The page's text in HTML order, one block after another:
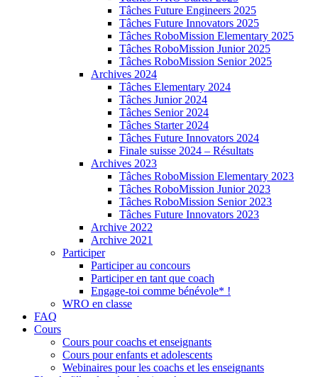
Tâches Future Engineers 2025
Tâches Future Innovators 2025
Tâches RoboMission Elementary 2025
Tâches RoboMission Junior 2025
Tâches RoboMission Senior 2025
Archives 2024
Tâches Elementary 2024
Tâches Junior 2024
Tâches Senior 2024
Tâches Starter 2024
Tâches Future Innovators 2024
Finale suisse 2024 – Résultats
Archives 2023
Tâches RoboMission Elementary 2023
Tâches RoboMission Junior 2023
Tâches RoboMission Senior 2023
Tâches Future Innovators 2023
Archive 2022
Archive 2021
Participer
Participer au concours
Participer en tant que coach
Engage-toi comme bénévole* !
WRO en classe
FAQ
Cours
Cours pour coachs et enseignants
Cours pour enfants et adolescents
Webinaires pour les coachs et les enseignants